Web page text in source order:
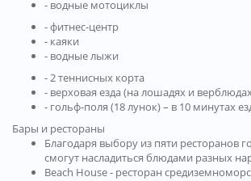
- водные мотоциклы
- фитнес-центр
- каяки
- водные лыжи
- 2 теннисных корта
- верховая езда (на лошадях и
- гольф-поля (18 лунок) – в 10 минутах
Бары и рестораны
Благодаря выбору из пяти ресторанов
смогут насладиться блюдами разных
Beach House - ресторан